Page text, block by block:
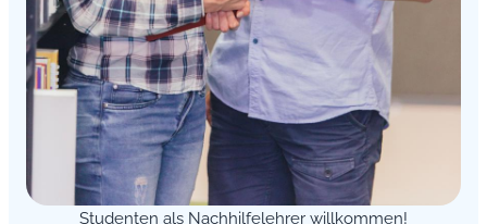
Studenten als Nachhilfelehrer willkommen!